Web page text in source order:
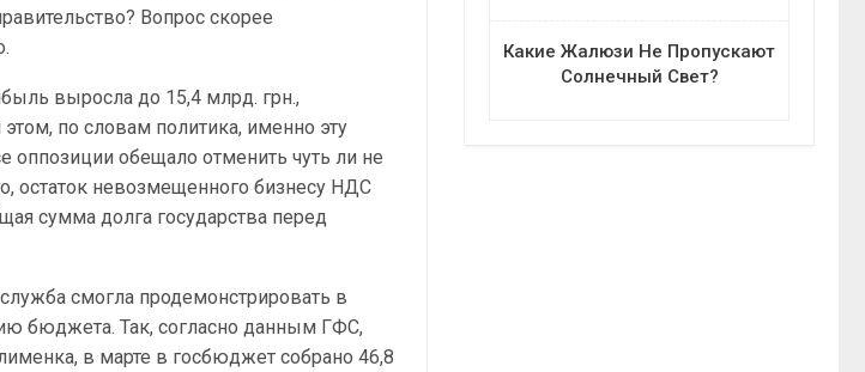
Вопрос скорее
выросла до 15,4 млрд. грн.,
по словам политика, именно эту
оппозиции обещало отменить чуть ли не
остаток невозмещенного бизнесу НДС
сумма долга государства перед
смогла продемонстрировать в
бюджета. Так, согласно данным ГФС,
в марте в госбюджет собрано 46,8
Какие Жалюзи Не Пропускают
Солнечный Свет?